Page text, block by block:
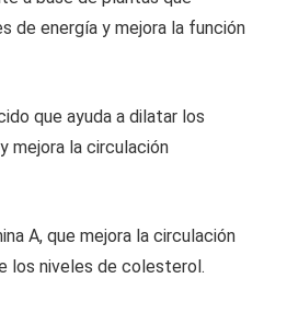
de energía y mejora la función
que ayuda a dilatar los
mejora la circulación
A, que mejora la circulación
los niveles de colesterol.